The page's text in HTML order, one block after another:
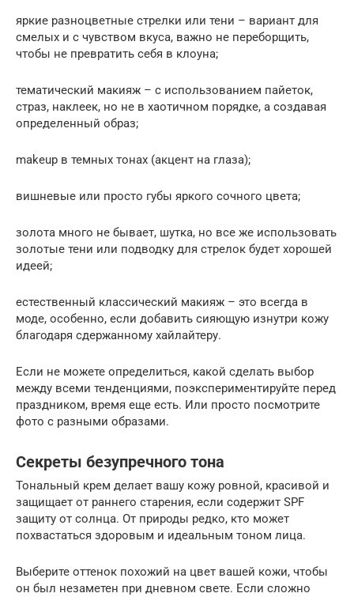
яркие разноцветные стрелки или тени – вариант для
смелых и с чувством вкуса, важно не переборщить,
чтобы не превратить себя в клоуна;
тематический макияж – с использованием пайеток,
страз, наклеек, но не в хаотичном порядке, а создавая
определенный образ;
makeup в темных тонах (акцент на глаза);
вишневые или просто губы яркого сочного цвета;
золота много не бывает, шутка, но все же использовать
золотые тени или подводку для стрелок будет хорошей
идеей;
естественный классический макияж – это всегда в
моде, особенно, если добавить сияющую изнутри кожу
благодаря сдержанному хайлайтеру.
Если не можете определиться, какой сделать выбор
между всеми тенденциями, поэкспериментируйте перед
праздником, время еще есть. Или просто посмотрите
фото с разными образами.
Секреты безупречного тона
Тональный крем делает вашу кожу ровной, красивой и
защищает от раннего старения, если содержит SPF
защиту от солнца. От природы редко, кто может
похвастаться здоровым и идеальным тоном лица.
Выберите оттенок похожий на цвет вашей кожи, чтобы
он был незаметен при дневном свете. Если сложно